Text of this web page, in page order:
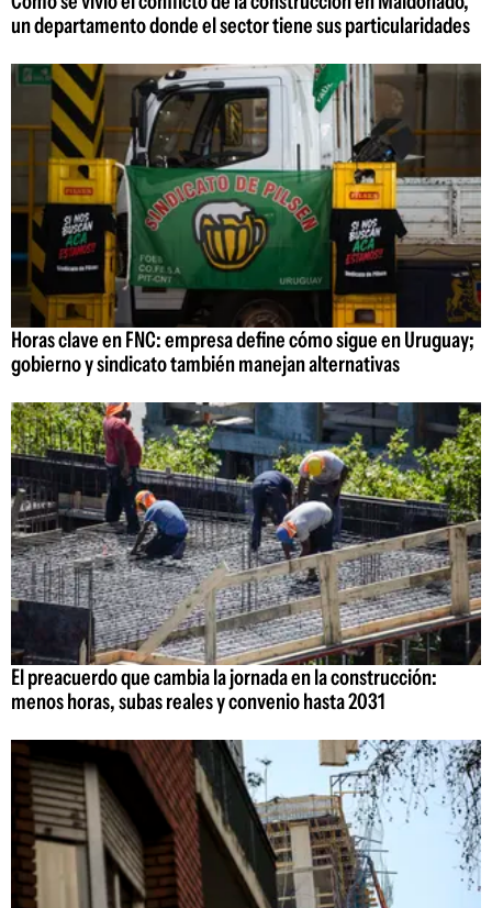
un departamento donde el sector tiene sus particularidades
Horas clave en FNC: empresa define cómo sigue en Uruguay;
gobierno y sindicato también manejan alternativas
El preacuerdo que cambia la jornada en la construcción:
menos horas, subas reales y convenio hasta 2031